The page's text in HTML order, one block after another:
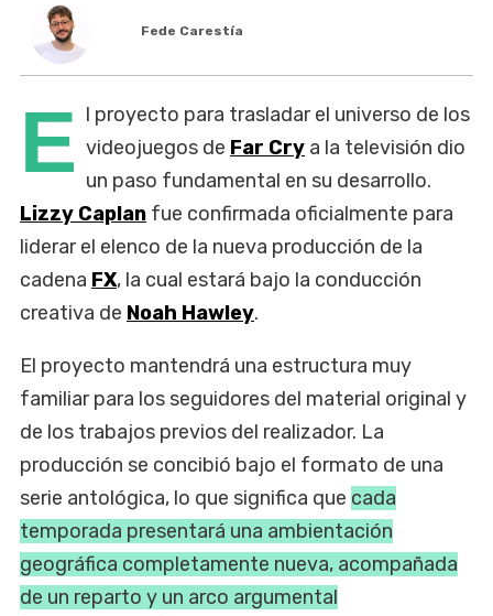
Fede Carestía
E l proyecto para trasladar el universo de los
videojuegos de Far Cry a la televisión dio
un paso fundamental en su desarrollo.
Lizzy Caplan fue confirmada oficialmente para
liderar el elenco de la nueva producción de la
cadena FX, la cual estará bajo la conducción
creativa de Noah Hawley.
El proyecto mantendrá una estructura muy
familiar para los seguidores del material original y
de los trabajos previos del realizador. La
producción se concibió bajo el formato de una
serie antológica, lo que significa que cada
temporada presentará una ambientación
geográfica completamente nueva, acompañada
de un reparto y un arco argumental